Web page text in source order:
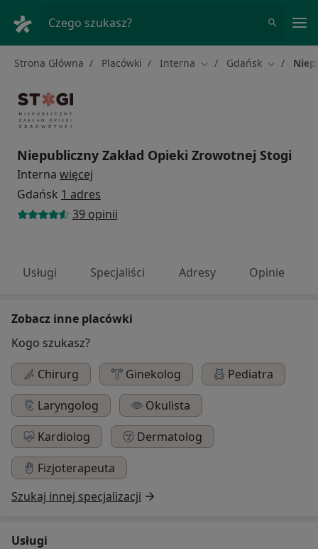
Czego szukasz?
Strona Główna Placówki Interna Zmień miasto
Gdańsk Zmień
Niepubliczny Zakład Opieki Zrowotnej Stogi
Interna więcej
Gdańsk 1 adres
39 opinii
Usługi Specjaliści Adresy Opinie
Zobacz inne placówki
Kogo szukasz?
Chirurg
Ginekolog
Pediatra
Laryngolog
Okulista
Kardiolog
Dermatolog
Fizjoterapeuta
Szukaj innej specjalizacji
Usługi